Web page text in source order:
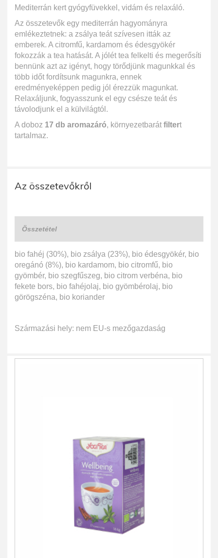
Mediterrán kert gyógyfüvekkel, vidám és relaxáló.
Az összetevők egy mediterrán hagyományra
emlékeztetnek: a zsálya teát szívesen itták az
emberek. A citromfű, kardamom és édesgyökér
fokozzák a tea hatását. A jólét tea felkelti és megerősíti
bennünk azt az igényt, hogy törődjünk magunkkal és
több időt fordítsunk magunkra, ennek
eredményeképpen pedig jól érezzük magunkat.
Relaxáljunk, fogyasszunk el egy csésze teát és
távolodjunk el a külvilágtól.
A doboz 17 db aromazáró, környezetbarát filtert
tartalmaz.
Az összetevőkről
Összetétel
bio fahéj (30%), bio zsálya (23%), bio édesgyökér, bio
oregánó (8%), bio kardamom, bio citromfű, bio
gyömbér, bio szegfűszeg, bio citrom verbéna, bio
fekete bors, bio fahéjolaj, bio gyömbérolaj, bio
görögszéna, bio koriander
Származási hely: nem EU-s mezőgazdaság